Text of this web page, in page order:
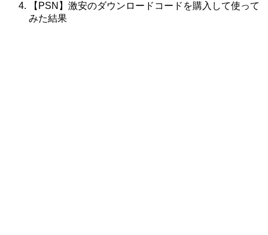
【PSN】激安のダウンロードコードを購入して使って
みた結果